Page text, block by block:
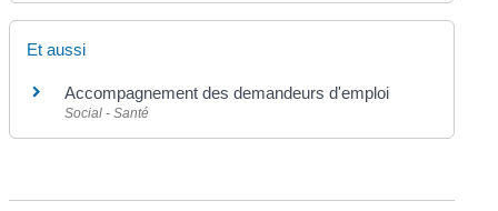
Et aussi
Accompagnement des demandeurs d'emploi
Social - Santé